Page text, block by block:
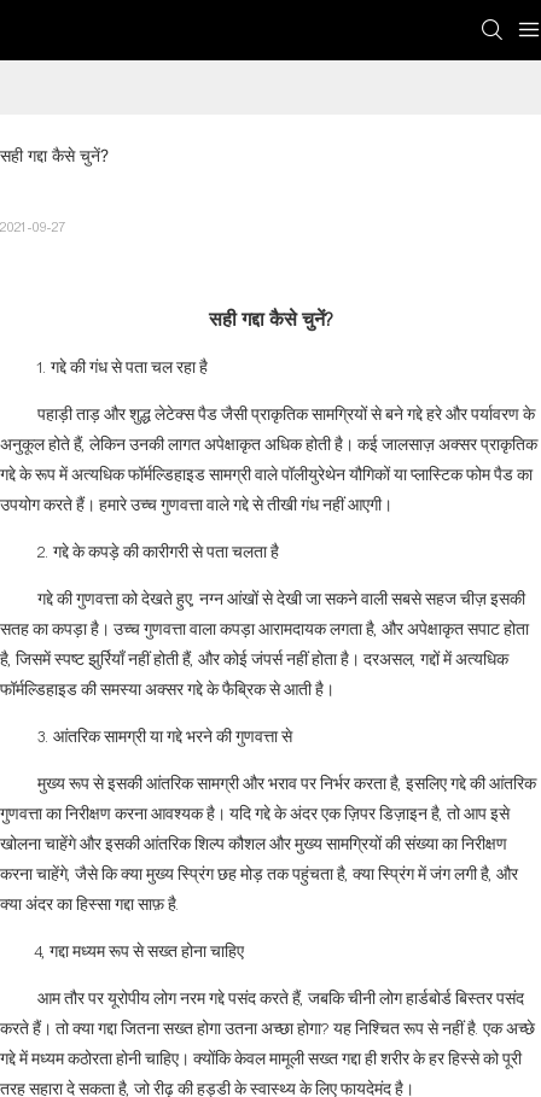
सही गद्दा कैसे चुनें?
2021-09-27
सही गद्दा कैसे चुनें?
1. गद्दे की गंध से पता चल रहा है
पहाड़ी ताड़ और शुद्ध लेटेक्स पैड जैसी प्राकृतिक सामग्रियों से बने गद्दे हरे और पर्यावरण के
अनुकूल होते हैं, लेकिन उनकी लागत अपेक्षाकृत अधिक होती है। कई जालसाज़ अक्सर प्राकृतिक
गद्दे के रूप में अत्यधिक फॉर्मल्डिहाइड सामग्री वाले पॉलीयुरेथेन यौगिकों या प्लास्टिक फोम पैड का
उपयोग करते हैं। हमारे उच्च गुणवत्ता वाले गद्दे से तीखी गंध नहीं आएगी।
2. गद्दे के कपड़े की कारीगरी से पता चलता है
गद्दे की गुणवत्ता को देखते हुए, नग्न आंखों से देखी जा सकने वाली सबसे सहज चीज़ इसकी
सतह का कपड़ा है। उच्च गुणवत्ता वाला कपड़ा आरामदायक लगता है, और अपेक्षाकृत सपाट होता
है, जिसमें स्पष्ट झुर्रियाँ नहीं होती हैं, और कोई जंपर्स नहीं होता है। दरअसल, गद्दों में अत्यधिक
फॉर्मल्डिहाइड की समस्या अक्सर गद्दे के फैब्रिक से आती है।
3. आंतरिक सामग्री या गद्दे भरने की गुणवत्ता से
मुख्य रूप से इसकी आंतरिक सामग्री और भराव पर निर्भर करता है, इसलिए गद्दे की आंतरिक
गुणवत्ता का निरीक्षण करना आवश्यक है। यदि गद्दे के अंदर एक ज़िपर डिज़ाइन है, तो आप इसे
खोलना चाहेंगे और इसकी आंतरिक शिल्प कौशल और मुख्य सामग्रियों की संख्या का निरीक्षण
करना चाहेंगे, जैसे कि क्या मुख्य स्प्रिंग छह मोड़ तक पहुंचता है, क्या स्प्रिंग में जंग लगी है, और
क्या अंदर का हिस्सा गद्दा साफ़ है.
4, गद्दा मध्यम रूप से सख्त होना चाहिए
आम तौर पर यूरोपीय लोग नरम गद्दे पसंद करते हैं, जबकि चीनी लोग हार्डबोर्ड बिस्तर पसंद
करते हैं। तो क्या गद्दा जितना सख्त होगा उतना अच्छा होगा? यह निश्चित रूप से नहीं है. एक अच्छे
गद्दे में मध्यम कठोरता होनी चाहिए। क्योंकि केवल मामूली सख्त गद्दा ही शरीर के हर हिस्से को पूरी
तरह सहारा दे सकता है, जो रीढ़ की हड्डी के स्वास्थ्य के लिए फायदेमंद है।